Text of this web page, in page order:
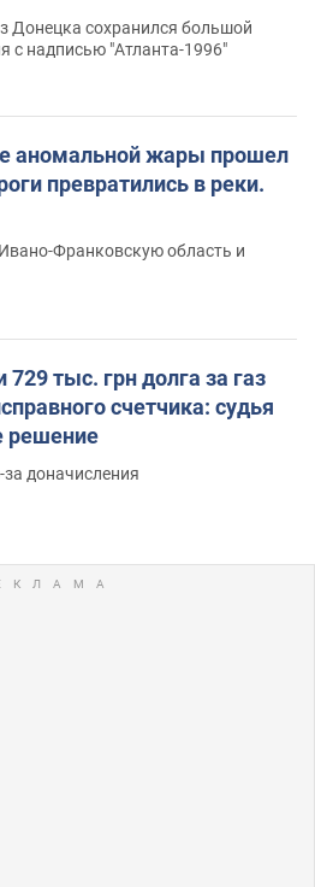
Донецка сохранился большой
с надписью "Атланта-1996"
аномальной жары прошел
превратились в реки.
Франковскую область и
тыс. грн долга за газ
счетчика: судья
решение
доначисления